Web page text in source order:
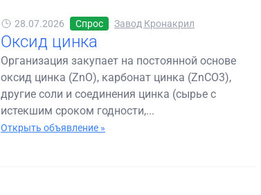
28.07.2026 Спрос Завод Кронакрил
Оксид цинка
Организация закупает на постоянной основе
оксид цинка (ZnO), карбонат цинка (ZnCO3),
другие соли и соединения цинка (сырье с
истекшим сроком годности,...
Открыть объявление »